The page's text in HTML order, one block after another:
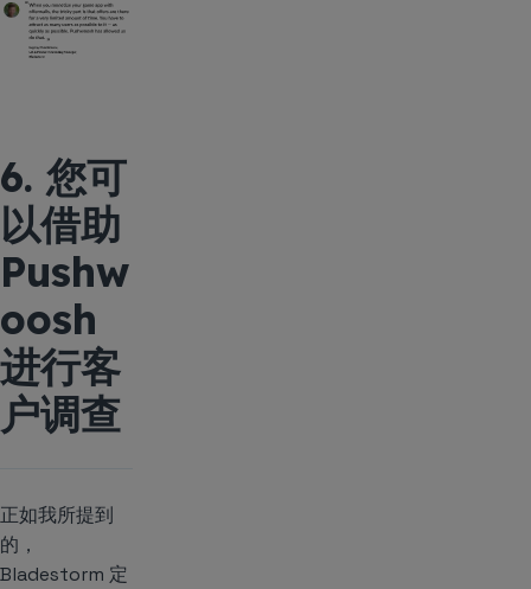
6. 您可
以借助
Pushw
oosh
进行客
户调查
正如我所提到
的，
Bladestorm 定